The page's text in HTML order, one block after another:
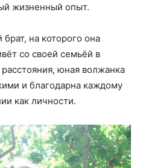
жизненный опыт.
на которого она
со своей семьёй в
юная волжанка
и благодарна каждому
как личности.